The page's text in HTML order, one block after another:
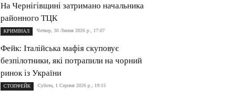
На Чернігівщині затримано начальника
районного ТЦК
КРИМІНАЛ Четвер, 30 Липня 2026 р., 17:07
Фейк: Італійська мафія скуповує
безпілотники, які потрапили на чорний
ринок із України
СТОПФЕЙК Субота, 1 Серпня 2026 р., 19:15